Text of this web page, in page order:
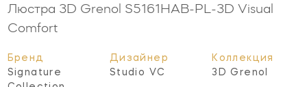
Люстра 3D Grenol S5161HAB-PL-3D Visual
Comfort
Бренд
Signature
Дизайнер
Studio VC
Коллекция
3D Grenol